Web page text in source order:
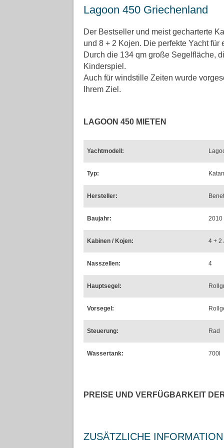
Lagoon 450 Griechenland
Der Bestseller und meist gecharterte
und 8 + 2 Kojen. Die perfekte Yacht
Durch die 134 qm große Segelfläche,
Kinderspiel.
Auch für windstille Zeiten wurde
Ihrem Ziel.
LAGOON 450 MIETEN
Yachtmodell:
Typ:
Hersteller:
Baujahr:
Kabinen / Kojen: 4 + 2
Nasszellen: 4
Hauptsegel:
Vorsegel:
Steuerung: Rad
Wassertank: 700l
PREISE UND VERFÜGBARKEIT
ZUSÄTZLICHE INFORMATION